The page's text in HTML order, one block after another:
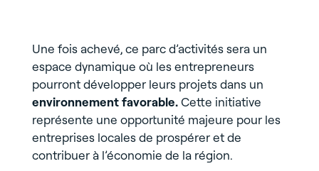
Une fois achevé, ce parc d’activités sera un
espace dynamique où les entrepreneurs
pourront développer leurs projets dans un
environnement favorable.Cette initiative
représente une opportunité majeure pour les
entreprises locales de prospérer et de
contribuer à l’économie de la région.